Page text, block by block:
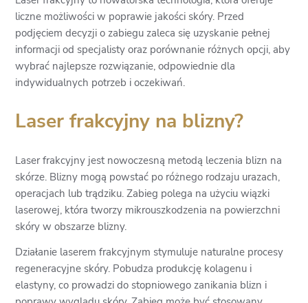
liczne możliwości w poprawie jakości skóry. Przed
podjęciem decyzji o zabiegu zaleca się uzyskanie pełnej
informacji od specjalisty oraz porównanie różnych opcji, aby
wybrać najlepsze rozwiązanie, odpowiednie dla
indywidualnych potrzeb i oczekiwań.
Laser frakcyjny na blizny?
Laser frakcyjny jest nowoczesną metodą leczenia blizn na
skórze. Blizny mogą powstać po różnego rodzaju urazach,
operacjach lub trądziku. Zabieg polega na użyciu wiązki
laserowej, która tworzy mikrouszkodzenia na powierzchni
skóry w obszarze blizny.
Działanie laserem frakcyjnym stymuluje naturalne procesy
regeneracyjne skóry. Pobudza produkcję kolagenu i
elastyny, co prowadzi do stopniowego zanikania blizn i